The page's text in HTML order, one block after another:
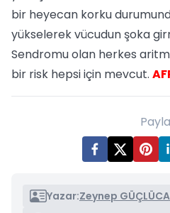
bir heyecan korku
yükselerek vücudun şoka
Sendromu olan herkes
bir risk hepsi için mevcut.
Yazar:Zeynep